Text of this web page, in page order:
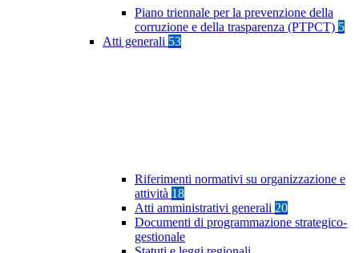
Piano triennale per la prevenzione della
corruzione e della trasparenza (PTPCT) 5
Atti generali 53
Riferimenti normativi su organizzazione e
attività 18
Atti amministrativi generali 20
Documenti di programmazione strategico-
gestionale